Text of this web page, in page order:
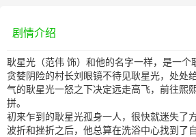
剧情介绍
耿星光（范伟 饰）和他的名字一样，是一个
贪婪阴险的村长刘眼镜不待见耿星光，处处
气的耿星光一怒之下决定远走高飞，前往熙
拼。
初来乍到的耿星光孤身一人，很快就迷失了
波折和挫折之后，他总算在洗浴中心找到了